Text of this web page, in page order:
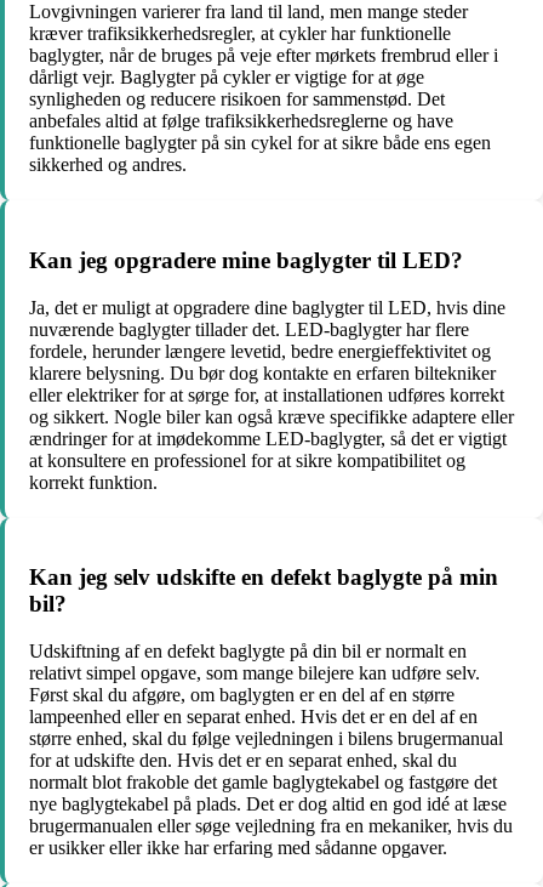
Lovgivningen varierer fra land til land, men mange steder
kræver trafiksikkerhedsregler, at cykler har funktionelle
baglygter, når de bruges på veje efter mørkets frembrud eller i
dårligt vejr. Baglygter på cykler er vigtige for at øge
synligheden og reducere risikoen for sammenstød. Det
anbefales altid at følge trafiksikkerhedsreglerne og have
funktionelle baglygter på sin cykel for at sikre både ens egen
sikkerhed og andres.
Kan jeg opgradere mine baglygter til LED?
Ja, det er muligt at opgradere dine baglygter til LED, hvis dine
nuværende baglygter tillader det. LED-baglygter har flere
fordele, herunder længere levetid, bedre energieffektivitet og
klarere belysning. Du bør dog kontakte en erfaren biltekniker
eller elektriker for at sørge for, at installationen udføres korrekt
og sikkert. Nogle biler kan også kræve specifikke adaptere eller
ændringer for at imødekomme LED-baglygter, så det er vigtigt
at konsultere en professionel for at sikre kompatibilitet og
korrekt funktion.
Kan jeg selv udskifte en defekt baglygte på min
bil?
Udskiftning af en defekt baglygte på din bil er normalt en
relativt simpel opgave, som mange bilejere kan udføre selv.
Først skal du afgøre, om baglygten er en del af en større
lampeenhed eller en separat enhed. Hvis det er en del af en
større enhed, skal du følge vejledningen i bilens brugermanual
for at udskifte den. Hvis det er en separat enhed, skal du
normalt blot frakoble det gamle baglygtekabel og fastgøre det
nye baglygtekabel på plads. Det er dog altid en god idé at læse
brugermanualen eller søge vejledning fra en mekaniker, hvis du
er usikker eller ikke har erfaring med sådanne opgaver.